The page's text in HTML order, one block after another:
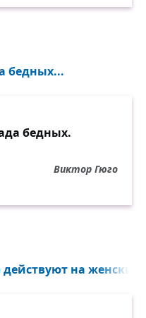
бедных...
бедных.
Виктор Гюго
на женский